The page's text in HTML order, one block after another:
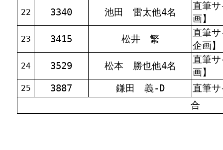
22 3340 池田 雷太他4名
直筆
画】
23 3415 松井 繁
直筆
企画】
24 3529 松本 勝也他4名
直筆
画】
25 3887 鎌田 義-D
直筆
合